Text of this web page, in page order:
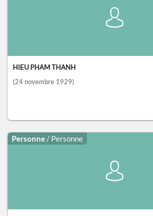
HIEU PHAM THANH
(24 novembre 1929)
Personne / Personne